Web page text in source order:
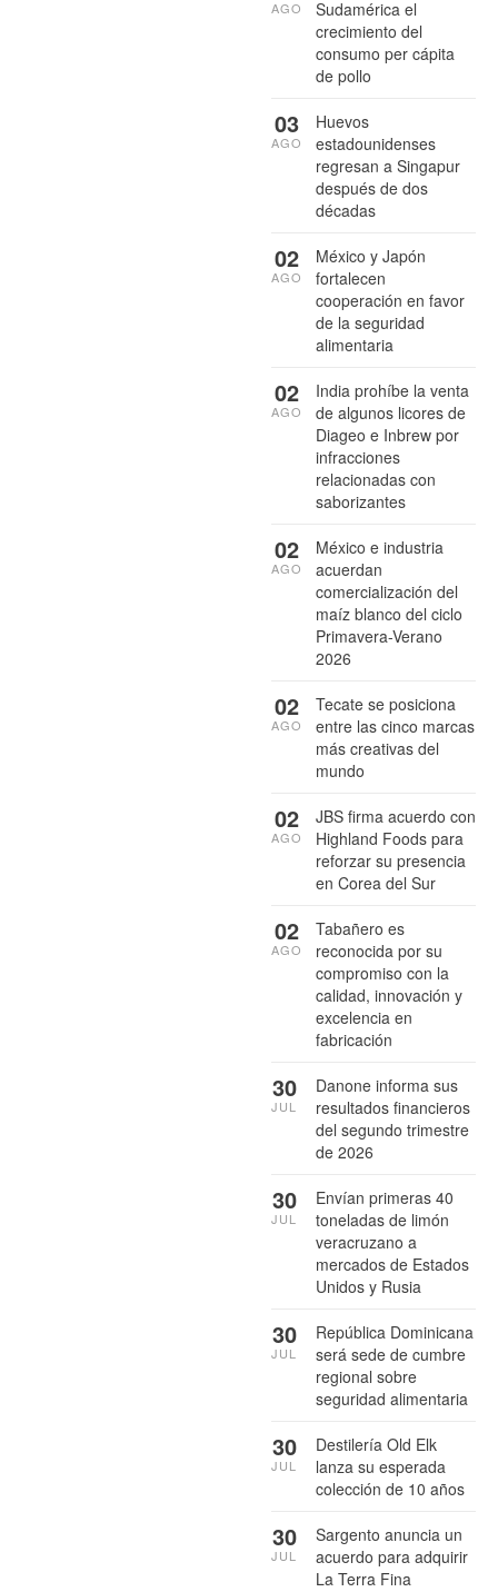
Sudamérica el
crecimiento del
consumo per cápita
de pollo
AGO
Huevos
estadounidenses
regresan a Singapur
después de dos
décadas
03
AGO
México y Japón
fortalecen
cooperación en favor
de la seguridad
alimentaria
02
AGO
India prohíbe la venta
de algunos licores de
Diageo e Inbrew por
infracciones
relacionadas con
saborizantes
02
AGO
México e industria
acuerdan
comercialización del
maíz blanco del ciclo
Primavera-Verano
2026
02
AGO
Tecate se posiciona
entre las cinco marcas
más creativas del
mundo
02
AGO
JBS firma acuerdo con
Highland Foods para
reforzar su presencia
en Corea del Sur
02
AGO
Tabañero es
reconocida por su
compromiso con la
calidad, innovación y
excelencia en
fabricación
02
AGO
Danone informa sus
resultados financieros
del segundo trimestre
de 2026
30
JUL
Envían primeras 40
toneladas de limón
veracruzano a
mercados de Estados
Unidos y Rusia
30
JUL
República Dominicana
será sede de cumbre
regional sobre
seguridad alimentaria
30
JUL
Destilería Old Elk
lanza su esperada
colección de 10 años
30
JUL
Sargento anuncia un
acuerdo para adquirir
La Terra Fina
30
JUL